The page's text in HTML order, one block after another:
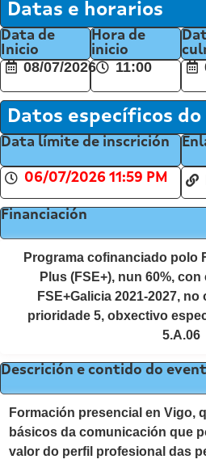
Datas e horarios
Data de
Inicio
08/07/2026
Hora de
inicio
11:00
Datos específicos
Data límite de inscrición
06/07/2026 11:59 PM
Financiación
Programa cofinanciado polo
Plus (FSE+), nun 60%,
FSE+Galicia 2021-2027,
prioridade 5, obxectivo
5.A.06
Descrición e contido do
Formación presencial en Vigo,
básicos da comunicación que
valor do perfil profesional das